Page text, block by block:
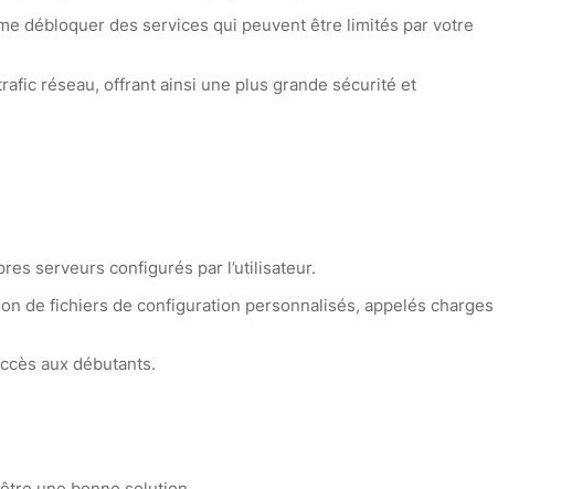
débloquer des services qui peuvent être limités par votre
réseau, offrant ainsi une plus grande sécurité et
serveurs configurés par l’utilisateur.
de fichiers de configuration personnalisés, appelés charges
aux débutants.